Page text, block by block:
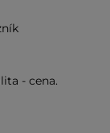
- cena.